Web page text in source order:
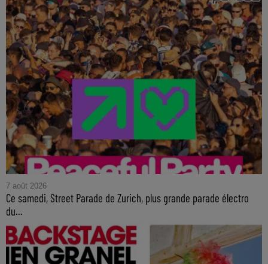
7 août 2026
Ce samedi, Street Parade de Zurich, plus grande parade électro
du...